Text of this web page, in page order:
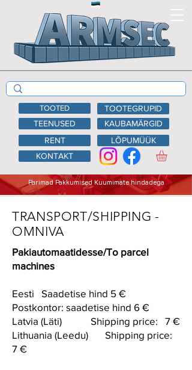
TEENUSED
KAUBAMÄRGID
RENT
LÕPUMÜÜK
KONTAKT
Parimad Pakkumised Kuumimate hindadega
TOOTED TOOTEGRUPID
TRANSPORT/SHIPPING -
OMNIVA
Pakiautomaatidesse/To parcel
machines
Eesti Saadetise hind 5 €
Postkontor: saadetise hind 6 €
Latvia (Läti) Shipping price: 7 €
Lithuania (Leedu) Shipping price:
7 €